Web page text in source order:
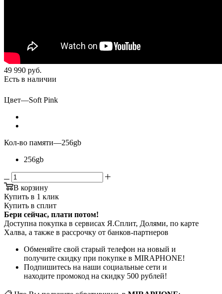
49 990 руб.
Есть в наличии
Цвет—Soft Pink
Кол-во памяти—256gb
256gb
В корзину
Купить в 1 клик
Купить в сплит
Бери сейчас, плати потом!
Доступна покупка в сервисах Я.Сплит, Долями, по карте
Халва, а также в рассрочку от банков-партнеров
Обменяйте свой старый телефон на новый и
получите скидку при покупке в MIRAPHONE!
Подпишитесь на наши социальные сети и
находите промокод на скидку 500 рублей!